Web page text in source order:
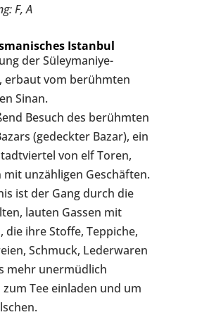
F, A
Istanbul
der Süleymaniye-
erbaut vom berühmten
Sinan.
Besuch des berühmten
(gedeckter Bazar), ein
von elf Toren,
mit unzähligen Geschäften.
ist der Gang durch die
lauten Gassen mit
die ihre Stoffe, Teppiche,
Schmuck, Lederwaren
mehr unermüdlich
Tee einladen und um